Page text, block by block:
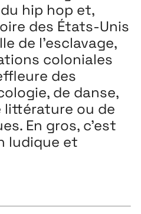
hip hop et,
des États-Unis
de l’esclavage,
coloniales
des
de danse,
littérature ou de
En gros, c’est
ludique et